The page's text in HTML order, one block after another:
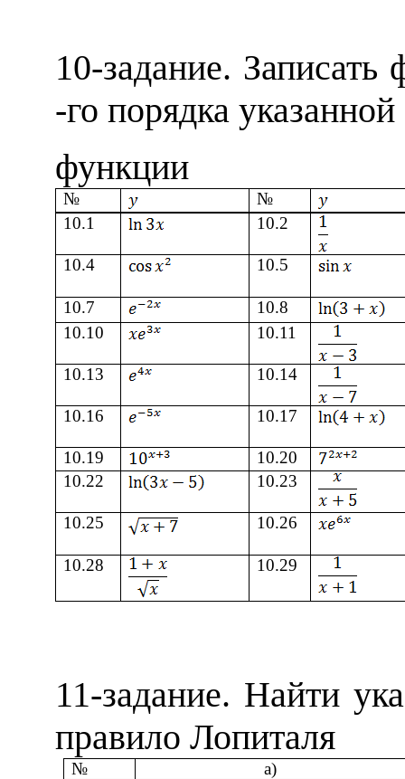
10-задание.
-го порядка указанной
функции
№
№
10.1
10.2
10.4 10.5
10.7 10.8
10.10 10.11
10.13 10.14
10.16 10.17
10.19 10.20
10.22 10.23
10.25 10.26
10.28 10.29
11-задание. Найти
правило Лопиталя
№
а)